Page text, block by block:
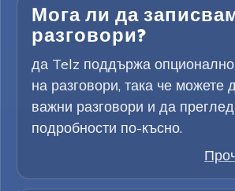
Мога ли да
разговори?
да Telz поддържа
на разговори, така че можете
важни разговори и да
подробности по-късно.